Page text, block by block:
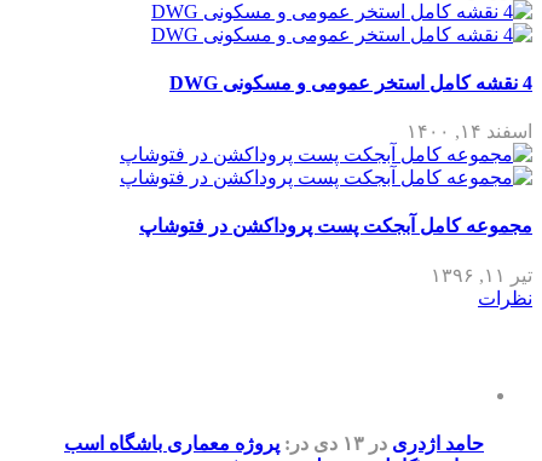
4 نقشه کامل استخر عمومی و مسکونی DWG
اسفند ۱۴, ۱۴۰۰
مجموعه کامل آبجکت پست پروداکشن در فتوشاپ
تیر ۱۱, ۱۳۹۶
نظرات
حامد اژدری در ۱۳ دی در: پروژه معماری باشگاه اسب